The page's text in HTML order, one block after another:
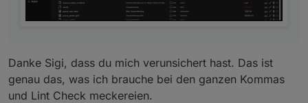
Danke Sigi, dass du mich verunsichert hast. Das ist
genau das, was ich brauche bei den ganzen Kommas
und Lint Check meckereien.